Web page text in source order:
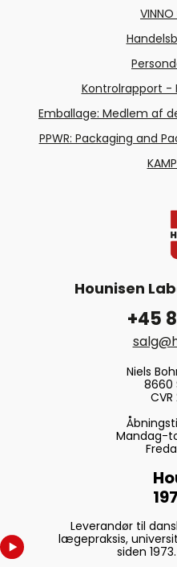
Kontrolrapport -
Emballage: Medlem af
PPWR: Packaging and
Hounisen
+45
Niels
8660
Mandag-
Leverandør til
lægepraksis,
siden 1973.